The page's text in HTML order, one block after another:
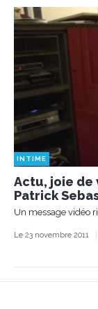
INTIME
Actu, joie de
Patrick
Un message vidéo
Le 23 novembre 2011